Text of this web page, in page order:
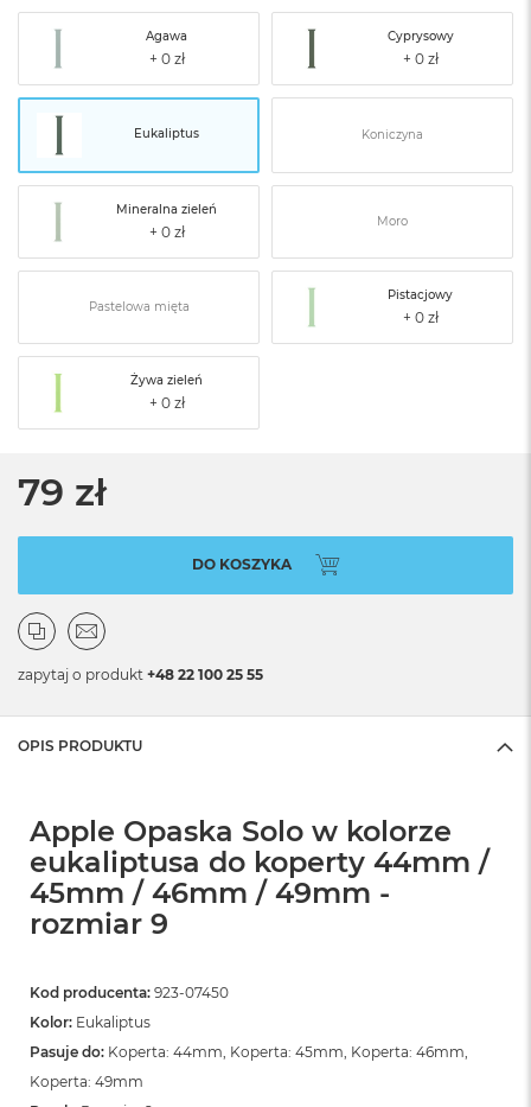
Agawa Cyprysowy
Eukaliptus Koniczyna
Mineralna zieleń
Moro
Pastelowa mięta
Pistacjowy
Żywa zieleń
79 zł
DO KOSZYKA
zapytaj o produkt +48 22 100 25 55
OPIS PRODUKTU
Apple Opaska Solo w kolorze
eukaliptusa do koperty 44mm /
45mm / 46mm / 49mm -
rozmiar 9
Kod producenta: 923-07450
Kolor: Eukaliptus
Pasuje do: Koperta: 44mm, Koperta: 45mm, Koperta: 46mm,
Koperta: 49mm